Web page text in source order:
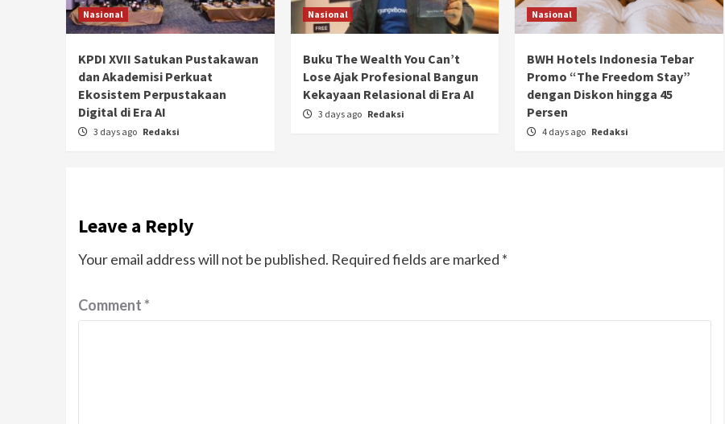
Nasional
KPDI XVII Satukan Pustakawan
dan Akademisi Perkuat
Ekosistem Perpustakaan
Digital di Era AI
3 days ago Redaksi
Nasional
Buku The Wealth You Can’t
Lose Ajak Profesional Bangun
Kekayaan Relasional di Era AI
3 days ago Redaksi
Nasional
BWH Hotels Indonesia Tebar
Promo “The Freedom Stay”
dengan Diskon hingga 45
Persen
4 days ago Redaksi
Leave a Reply
Your email address will not be published. Required fields are marked *
Comment*